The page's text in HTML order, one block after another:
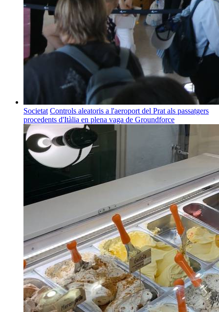
Societat Controls aleatoris a l'aeroport del Prat als passatgers
procedents d'Itàlia en plena vaga de Groundforce